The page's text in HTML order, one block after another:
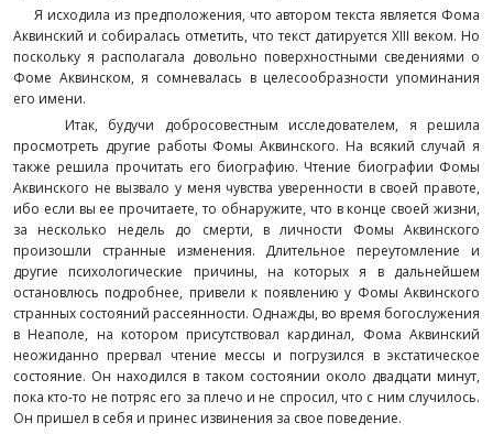
Я исходила из предположения, что автором текста является Фома
Аквинский и собиралась отметить, что текст датируется XIII веком. Но
поскольку я располагала довольно поверхностными сведениями о
Фоме Аквинском, я сомневалась в целесообразности упоминания
его имени.
Итак, будучи добросовестным исследователем, я решила
просмотреть другие работы Фомы Аквинского. На всякий случай я
также решила прочитать его биографию. Чтение биографии Фомы
Аквинского не вызвало у меня чувства уверенности в своей правоте,
ибо если вы ее прочитаете, то обнаружите, что в конце своей жизни,
за несколько недель до смерти, в личности Фомы Аквинского
произошли странные изменения. Длительное переутомление и
другие психологические причины, на которых я в дальнейшем
остановлюсь подробнее, привели к появлению у Фомы Аквинского
странных состояний рассеянности. Однажды, во время богослужения
в Неаполе, на котором присутствовал кардинал, Фома Аквинский
неожиданно прервал чтение мессы и погрузился в экстатическое
состояние. Он находился в таком состоянии около двадцати минут,
пока кто-то не потряс его за плечо и не спросил, что с ним случилось.
Он пришел в себя и принес извинения за свое поведение.